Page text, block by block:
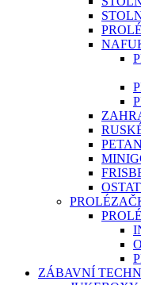
ZÁBAVNÍ